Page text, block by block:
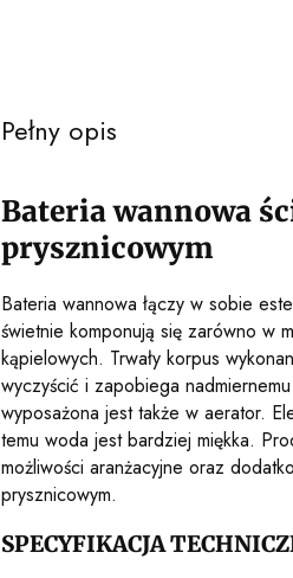
Pełny opis
Bateria wannowa
prysznicowym
Bateria wannowa łączy w sobie
świetnie komponują się zarówno w
kąpielowych. Trwały korpus
wyczyścić i zapobiega
wyposażona jest także w aerator.
temu woda jest bardziej miękka.
możliwości aranżacyjne oraz
prysznicowym.
SPECYFIKACJA